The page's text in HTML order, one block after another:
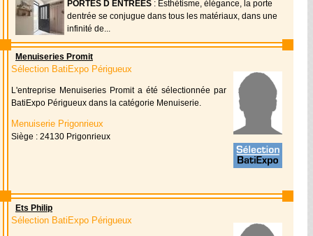
PORTES D ENTREES : Esthétisme, élégance, la porte
dentrée se conjugue dans tous les matériaux, dans une
infinité de...
Menuiseries Promit
Sélection BatiExpo Périgueux
L'entreprise Menuiseries Promit a été sélectionnée par
BatiExpo Périgueux dans la catégorie Menuiserie.
Menuiserie Prigonrieux
Siège : 24130 Prigonrieux
Ets Philip
Sélection BatiExpo Périgueux